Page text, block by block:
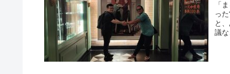
「
っ
と
議